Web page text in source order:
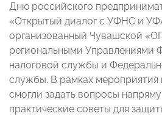
Дню российского
«Открытый диалог с УФНС и
организованный Чувашской
региональными Управлениями
налоговой службы и
службы. В рамках мероприятия
смогли задать вопросы
практические советы для